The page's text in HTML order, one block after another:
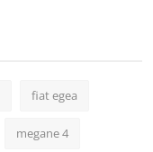
fiat egea
megane 4